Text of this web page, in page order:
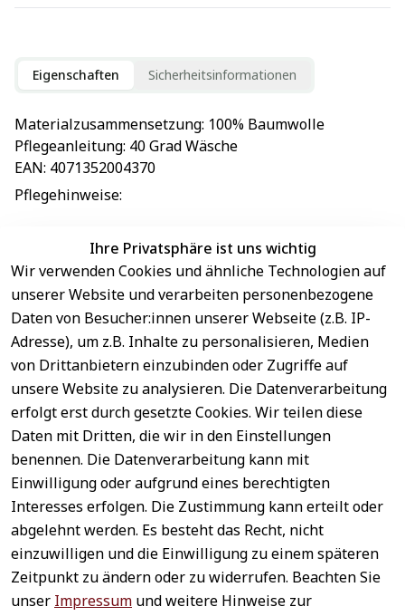
Eigenschaften Sicherheitsinformationen
Materialzusammensetzung: 100% Baumwolle
Pflegeanleitung: 40 Grad Wäsche
EAN: 4071352004370
Pflegehinweise:
EU-Verantwortliche Person - klicken Sie für Details
Ihre Privatsphäre ist uns wichtig
Wir verwenden Cookies und ähnliche Technologien auf
unserer Website und verarbeiten personenbezogene
Daten von Besucher:innen unserer Webseite (z.B. IP-
Adresse), um z.B. Inhalte zu personalisieren, Medien
von Drittanbietern einzubinden oder Zugriffe auf
unsere Website zu analysieren. Die Datenverarbeitung
erfolgt erst durch gesetzte Cookies. Wir teilen diese
Daten mit Dritten, die wir in den Einstellungen
benennen. Die Datenverarbeitung kann mit
Einwilligung oder aufgrund eines berechtigten
Interesses erfolgen. Die Zustimmung kann erteilt oder
abgelehnt werden. Es besteht das Recht, nicht
einzuwilligen und die Einwilligung zu einem späteren
Zeitpunkt zu ändern oder zu widerrufen. Beachten Sie
unser Impressum und weitere Hinweise zur
Rechtliches
AGB
Impressum
Datenschutz
Widerrufsrecht
Service
Kontakt
Registrieren
Zahlung &
Versand
Sichere
Zahlungsar
ten
Schneller